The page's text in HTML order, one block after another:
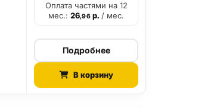
Оплата частями на 12
мес.:26,96р./ мес.
Подробнее
В корзину